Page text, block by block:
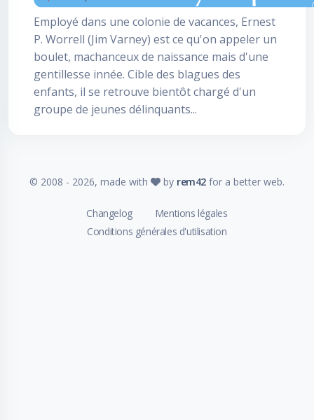
Employé dans une colonie de vacances, Ernest
P. Worrell (Jim Varney) est ce qu'on appeler un
boulet, machanceux de naissance mais d'une
gentillesse innée. Cible des blagues des
enfants, il se retrouve bientôt chargé d'un
groupe de jeunes délinquants...
© 2008 - 2026, made with by rem42 for a better web.
Changelog
Mentions légales
Conditions générales d'utilisation